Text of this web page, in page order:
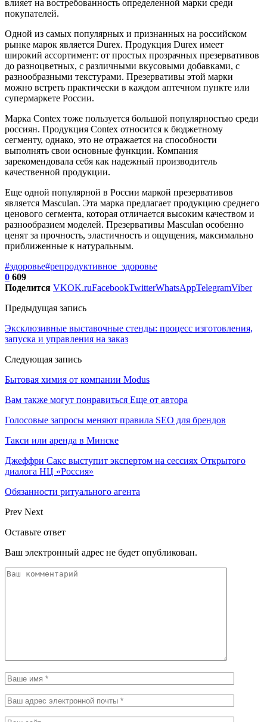
влияет на востребованность определенной марки среди
покупателей.
Одной из самых популярных и признанных на российском
рынке марок является Durex. Продукция Durex имеет
широкий ассортимент: от простых прозрачных презервативов
до разноцветных, с различными вкусовыми добавками, с
разнообразными текстурами. Презервативы этой марки
можно встреть практически в каждом аптечном пункте или
супермаркете России.
Марка Contex тоже пользуется большой популярностью среди
россиян. Продукция Contex относится к бюджетному
сегменту, однако, это не отражается на способности
выполнять свои основные функции. Компания
зарекомендовала себя как надежный производитель
качественной продукции.
Еще одной популярной в России маркой презервативов
является Masculan. Эта марка предлагает продукцию среднего
ценового сегмента, которая отличается высоким качеством и
разнообразием моделей. Презервативы Masculan особенно
ценят за прочность, эластичность и ощущения, максимально
приближенные к натуральным.
#здоровье#репродуктивное_здоровье
0 609
Поделится VKOK.ruFacebookTwitterWhatsAppTelegramViber
Предыдущая запись
Эксклюзивные выставочные стенды: процесс изготовления,
запуска и управления на заказ
Следующая запись
Бытовая химия от компании Modus
Вам также могут понравиться Еще от автора
Голосовые запросы меняют правила SEO для брендов
Такси или аренда в Минске
Джеффри Сакс выступит экспертом на сессиях Открытого
диалога НЦ «Россия»
Обязанности ритуального агента
Prev Next
Оставьте ответ
Ваш электронный адрес не будет опубликован.